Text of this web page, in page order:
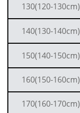
130(120-130cm)
140(130-140cm)
150(140-150cm)
160(150-160cm)
170(160-170cm)